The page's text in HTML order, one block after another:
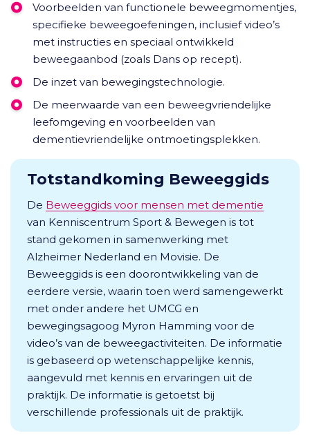
Voorbeelden van functionele beweegmomentjes,
specifieke beweegoefeningen, inclusief video’s
met instructies en speciaal ontwikkeld
beweegaanbod (zoals Dans op recept).
De inzet van bewegingstechnologie.
De meerwaarde van een beweegvriendelijke
leefomgeving en voorbeelden van
dementievriendelijke ontmoetingsplekken.
Totstandkoming Beweeggids
De Beweeggids voor mensen met dementie
van Kenniscentrum Sport & Bewegen is tot
stand gekomen in samenwerking met
Alzheimer Nederland en Movisie. De
Beweeggids is een doorontwikkeling van de
eerdere versie, waarin toen werd samengewerkt
met onder andere het UMCG en
bewegingsagoog Myron Hamming voor de
video’s van de beweegactiviteiten. De informatie
is gebaseerd op wetenschappelijke kennis,
aangevuld met kennis en ervaringen uit de
praktijk. De informatie is getoetst bij
verschillende professionals uit de praktijk.